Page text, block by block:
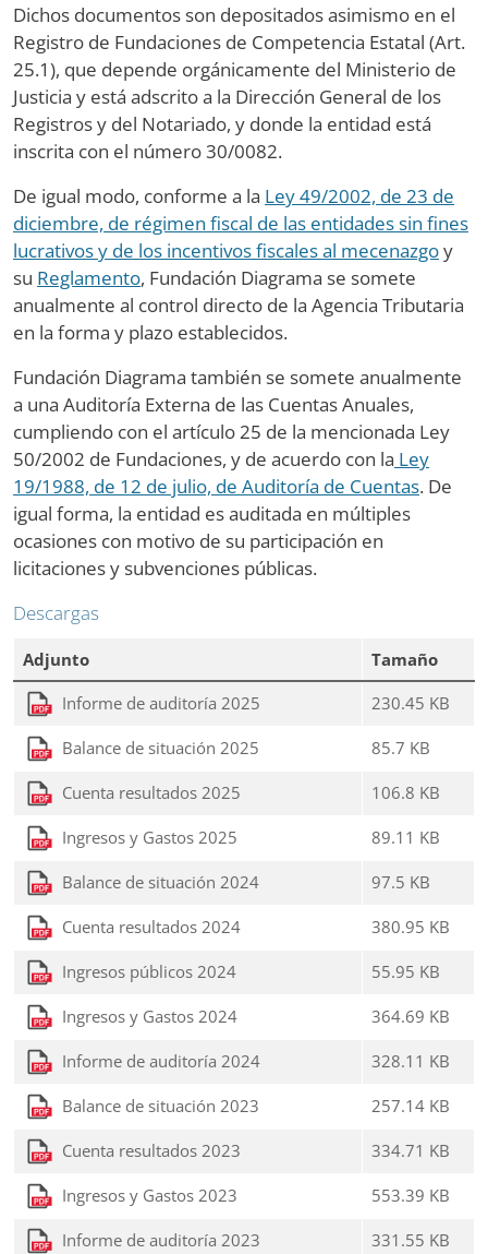
Dichos documentos son depositados asimismo en el
Registro de Fundaciones de Competencia Estatal (Art.
25.1), que depende orgánicamente del Ministerio de
Justicia y está adscrito a la Dirección General de los
Registros y del Notariado, y donde la entidad está
inscrita con el número 30/0082.
De igual modo, conforme a la Ley 49/2002, de 23 de
diciembre, de régimen fiscal de las entidades sin fines
lucrativos y de los incentivos fiscales al mecenazgoy
su Reglamento, Fundación Diagrama se somete
anualmente al control directo de la Agencia Tributaria
en la forma y plazo establecidos.
Fundación Diagrama también se somete anualmente
a una Auditoría Externa de las Cuentas Anuales,
cumpliendo con el artículo 25 de la mencionada Ley
50/2002 de Fundaciones, y de acuerdo con la Ley
19/1988, de 12 de julio, de Auditoría de Cuentas. De
igual forma, la entidad es auditada en múltiples
ocasiones con motivo de su participación en
licitaciones y subvenciones públicas.
Descargas
Adjunto
Tamaño
Informe de auditoría 2025
230.45 KB
Balance de situación 2025 85.7 KB
Cuenta resultados 2025 106.8 KB
Ingresos y Gastos 2025 89.11 KB
Balance de situación 2024 97.5 KB
Cuenta resultados 2024 380.95 KB
Ingresos públicos 2024 55.95 KB
Ingresos y Gastos 2024 364.69 KB
Informe de auditoría 2024 328.11 KB
Balance de situación 2023 257.14 KB
Cuenta resultados 2023 334.71 KB
Ingresos y Gastos 2023 553.39 KB
Informe de auditoría 2023 331.55 KB